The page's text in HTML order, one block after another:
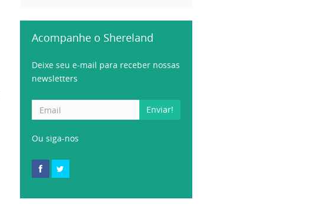
Acompanhe o Shereland
Deixe seu e-mail para receber nossas
newsletters
Enviar!
Ou siga-nos